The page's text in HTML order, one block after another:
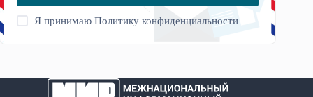
Я принимаюПолитику конфиденциальности